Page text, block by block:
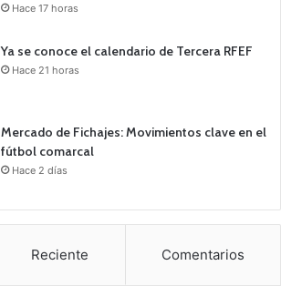
Hace 17 horas
Ya se conoce el calendario de Tercera RFEF
Hace 21 horas
Mercado de Fichajes: Movimientos clave en el
fútbol comarcal
Hace 2 días
Reciente Comentarios